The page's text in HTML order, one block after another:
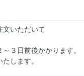
文いただいて
３日前後かかります。
します。